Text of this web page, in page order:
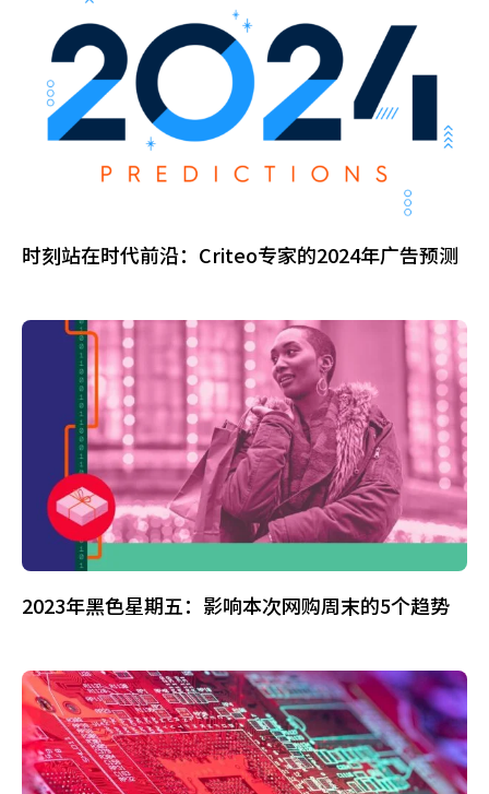
时刻站在时代前沿：Criteo专家的2024年广告预测
2023年黑色星期五：影响本次网购周末的5个趋势